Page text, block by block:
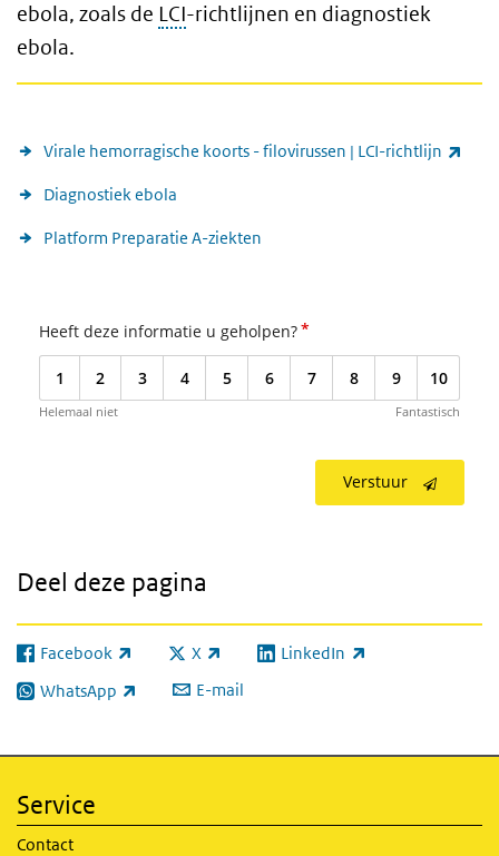
ebola, zoals de LCI-richtlijnen en diagnostiek
ebola.
Virale hemorragische koorts - filovirussen | LCI-richtlijn
Diagnostiek ebola
Platform Preparatie A-ziekten
Heeft deze informatie u geholpen?*
1 2 3 4 5 6 7 8 9 10
Helemaal niet Fantastisch
Verstuur
Deel deze pagina
Facebook
(externe link) X
(externe link) LinkedIn
(externe link)
WhatsApp
(externe link) E-mail
Service
Contact